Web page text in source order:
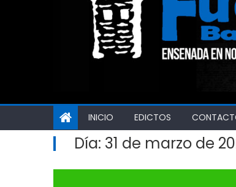
INICIO EDICTOS
Día: 31 de marzo de